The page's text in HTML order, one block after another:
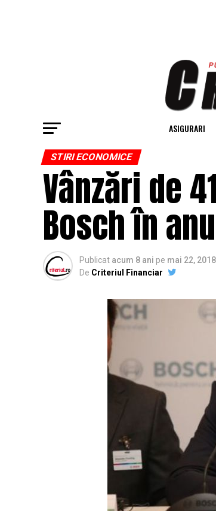
ASIGURARI
STIRI ECONOMICE
Vânzări de
Bosch în
Publicat acum 8 ani pe mai 22, 2018
De Criteriul Financiar